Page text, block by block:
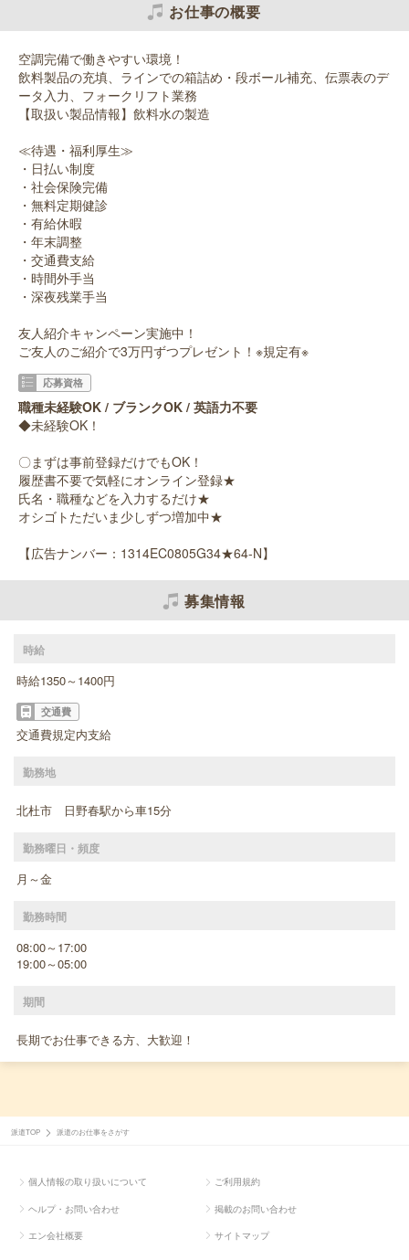
お仕事の概要
空調完備で働きやすい環境！
飲料製品の充填、ラインでの箱詰め・段ボール補充、伝票表のデ
ータ入力、フォークリフト業務
【取扱い製品情報】飲料水の製造
≪待遇・福利厚生≫
・日払い制度
・社会保険完備
・無料定期健診
・有給休暇
・年末調整
・交通費支給
・時間外手当
・深夜残業手当
友人紹介キャンペーン実施中！
ご友人のご紹介で3万円ずつプレゼント！※規定有※
応募資格
職種未経験OK / ブランクOK / 英語力不要
◆未経験OK！
〇まずは事前登録だけでもOK！
履歴書不要で気軽にオンライン登録★
氏名・職種などを入力するだけ★
オシゴトただいま少しずつ増加中★
【広告ナンバー：1314EC0805G34★64-N】
募集情報
時給
時給1350～1400円
交通費
交通費規定内支給
勤務地
北杜市 日野春駅から車15分
勤務曜日・頻度
月～金
勤務時間
08:00～17:00
19:00～05:00
期間
長期でお仕事できる方、大歓迎！
派遣TOP 派遣のお仕事をさがす
個人情報の取り扱いについて ご利用規約
ヘルプ・お問い合わせ 掲載のお問い合わせ
エン会社概要 サイトマップ